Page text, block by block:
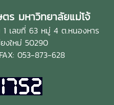
ร มหาวิทยาลัยแม่โจ้
เลขที่ 63 หมู่ 4 ต.หนองหาร
งใหม่ 50290
053-873-628